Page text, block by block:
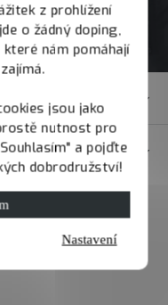
z prohlížení
o žádný doping,
nám pomáhají
jsou jako
nutnost pro
a pojďte
dobrodružství!
Nastavení